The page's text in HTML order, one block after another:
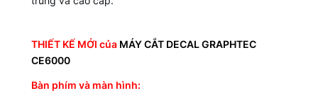
THIẾT KẾ MỚI của MÁY CẮT DECAL GRAPHTEC
CE6000
Bàn phím và màn hình: